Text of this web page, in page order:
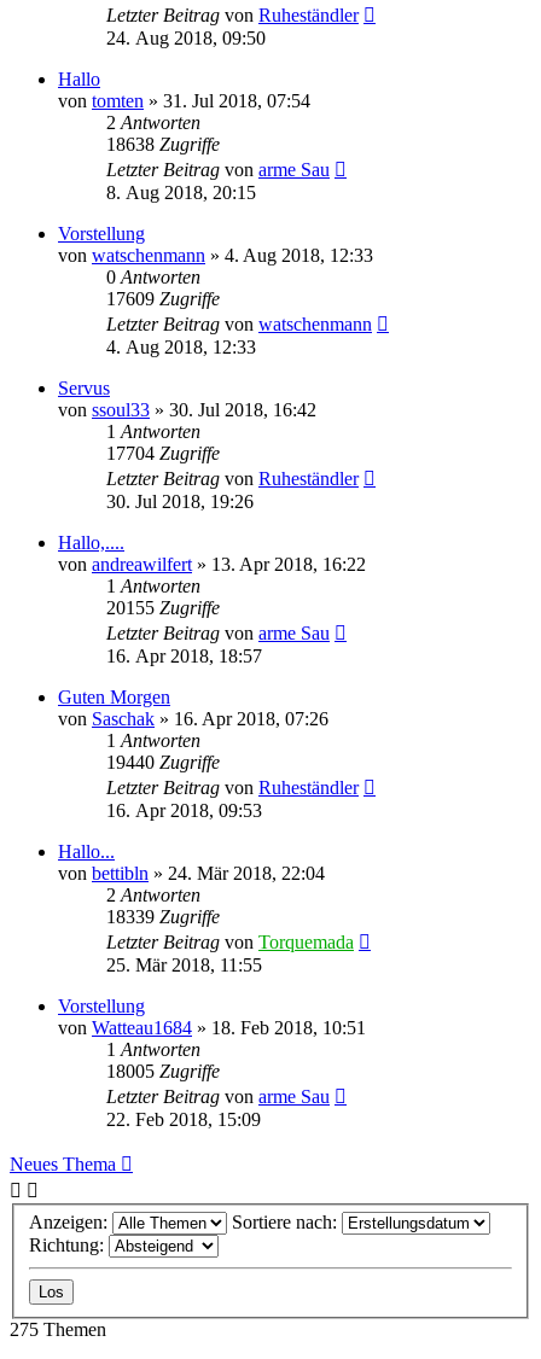
Letzter Beitrag von Ruheständler
24. Aug 2018, 09:50
Hallo
von tomten » 31. Jul 2018, 07:54
2 Antworten
18638 Zugriffe
Letzter Beitrag von arme Sau
8. Aug 2018, 20:15
Vorstellung
von watschenmann » 4. Aug 2018, 12:33
0 Antworten
17609 Zugriffe
Letzter Beitrag von watschenmann
4. Aug 2018, 12:33
Servus
von ssoul33 » 30. Jul 2018, 16:42
1 Antworten
17704 Zugriffe
Letzter Beitrag von Ruheständler
30. Jul 2018, 19:26
Hallo,....
von andreawilfert » 13. Apr 2018, 16:22
1 Antworten
20155 Zugriffe
Letzter Beitrag von arme Sau
16. Apr 2018, 18:57
Guten Morgen
von Saschak » 16. Apr 2018, 07:26
1 Antworten
19440 Zugriffe
Letzter Beitrag von Ruheständler
16. Apr 2018, 09:53
Hallo...
von bettibln » 24. Mär 2018, 22:04
2 Antworten
18339 Zugriffe
Letzter Beitrag von Torquemada
25. Mär 2018, 11:55
Vorstellung
von Watteau1684 » 18. Feb 2018, 10:51
1 Antworten
18005 Zugriffe
Letzter Beitrag von arme Sau
22. Feb 2018, 15:09
Neues Thema
Anzeigen:
Sortiere nach:
Richtung:
275 Themen